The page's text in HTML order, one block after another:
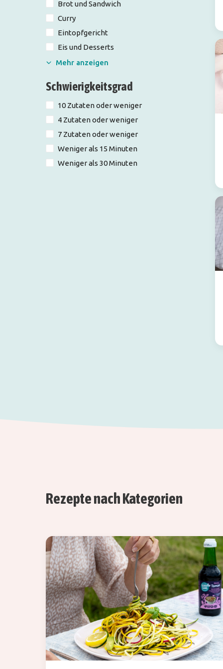
Brot und Sandwich
Curry
Eintopfgericht
Eis und Desserts
Mehr anzeigen
Schwierigkeitsgrad
10 Zutaten oder weniger
4 Zutaten oder weniger
7 Zutaten oder weniger
Weniger als 15 Minuten
Weniger als 30 Minuten
Rezepte nach Kategorien